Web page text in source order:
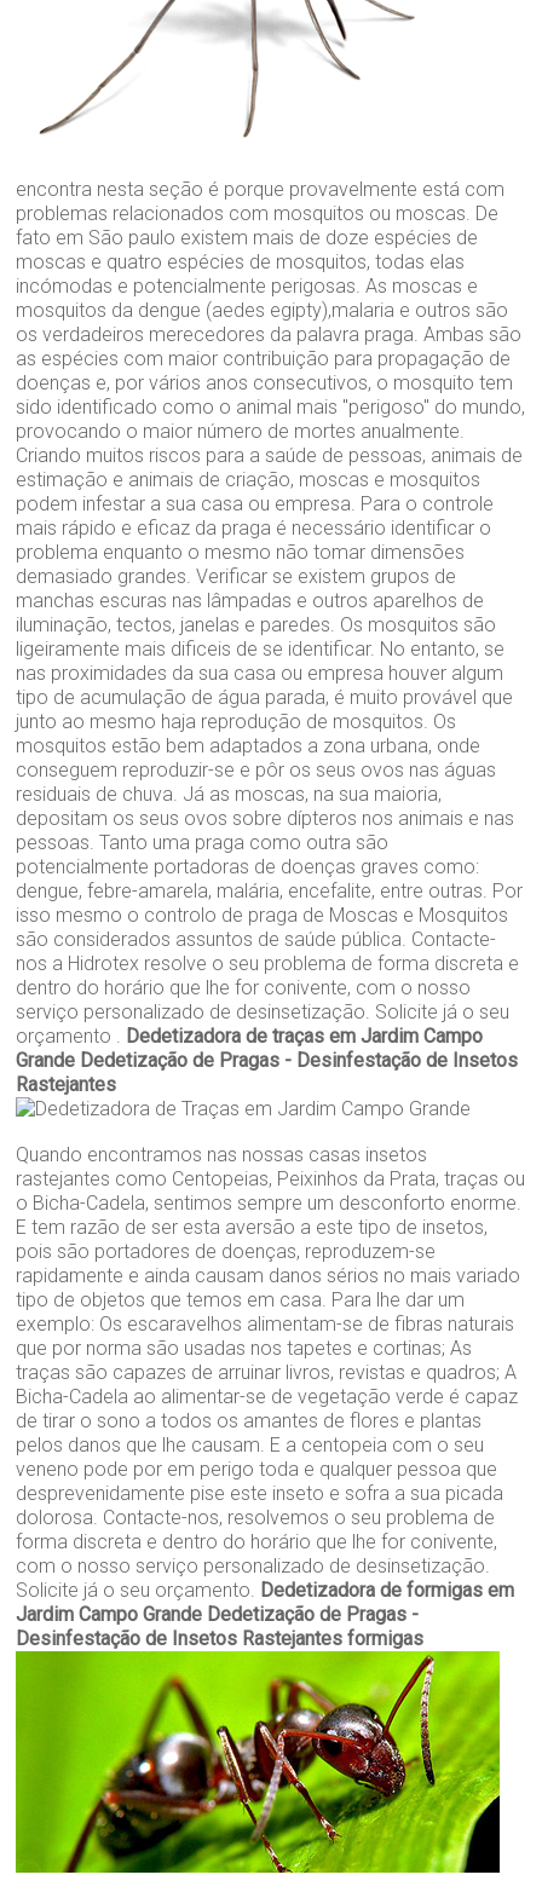
encontra nesta seção é porque provavelmente está com
problemas relacionados com mosquitos ou moscas. De
fato em São paulo existem mais de doze espécies de
moscas e quatro espécies de mosquitos, todas elas
incómodas e potencialmente perigosas. As moscas e
mosquitos da dengue (aedes egipty),malaria e outros são
os verdadeiros merecedores da palavra praga. Ambas são
as espécies com maior contribuição para propagação de
doenças e, por vários anos consecutivos, o mosquito tem
sido identificado como o animal mais "perigoso" do mundo,
provocando o maior número de mortes anualmente.
Criando muitos riscos para a saúde de pessoas, animais de
estimação e animais de criação, moscas e mosquitos
podem infestar a sua casa ou empresa. Para o controle
mais rápido e eficaz da praga é necessário identificar o
problema enquanto o mesmo não tomar dimensões
demasiado grandes. Verificar se existem grupos de
manchas escuras nas lâmpadas e outros aparelhos de
iluminação, tectos, janelas e paredes. Os mosquitos são
ligeiramente mais dificeis de se identificar. No entanto, se
nas proximidades da sua casa ou empresa houver algum
tipo de acumulação de água parada, é muito provável que
junto ao mesmo haja reprodução de mosquitos. Os
mosquitos estão bem adaptados a zona urbana, onde
conseguem reproduzir-se e pôr os seus ovos nas águas
residuais de chuva. Já as moscas, na sua maioria,
depositam os seus ovos sobre dípteros nos animais e nas
pessoas. Tanto uma praga como outra são
potencialmente portadoras de doenças graves como:
dengue, febre-amarela, malária, encefalite, entre outras. Por
isso mesmo o controlo de praga de Moscas e Mosquitos
são considerados assuntos de saúde pública. Contacte-
nos a Hidrotex resolve o seu problema de forma discreta e
dentro do horário que lhe for conivente, com o nosso
serviço personalizado de desinsetização. Solicite já o seu
orçamento . Dedetizadora de traças em Jardim Campo
Grande Dedetização de Pragas - Desinfestação de Insetos
Rastejantes
Quando encontramos nas nossas casas insetos
rastejantes como Centopeias, Peixinhos da Prata, traças ou
o Bicha-Cadela, sentimos sempre um desconforto enorme.
E tem razão de ser esta aversão a este tipo de insetos,
pois são portadores de doenças, reproduzem-se
rapidamente e ainda causam danos sérios no mais variado
tipo de objetos que temos em casa. Para lhe dar um
exemplo: Os escaravelhos alimentam-se de fibras naturais
que por norma são usadas nos tapetes e cortinas; As
traças são capazes de arruinar livros, revistas e quadros; A
Bicha-Cadela ao alimentar-se de vegetação verde é capaz
de tirar o sono a todos os amantes de flores e plantas
pelos danos que lhe causam. E a centopeia com o seu
veneno pode por em perigo toda e qualquer pessoa que
desprevenidamente pise este inseto e sofra a sua picada
dolorosa. Contacte-nos, resolvemos o seu problema de
forma discreta e dentro do horário que lhe for conivente,
com o nosso serviço personalizado de desinsetização.
Solicite já o seu orçamento. Dedetizadora de formigas em
Jardim Campo Grande Dedetização de Pragas -
Desinfestação de Insetos Rastejantes formigas